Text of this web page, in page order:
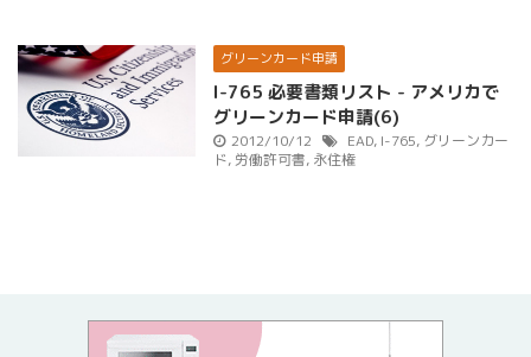
グリーンカード申請
I-765 必要書類リスト - アメリカで
グリーンカード申請(6)
2012/10/12 EAD, I-765, グリーンカー
ド, 労働許可書, 永住権